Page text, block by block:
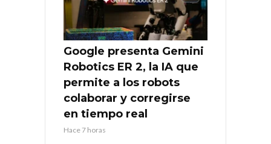
Google presenta Gemini
Robotics ER 2, la IA que
permite a los robots
colaborar y corregirse
en tiempo real
Hace 7 horas